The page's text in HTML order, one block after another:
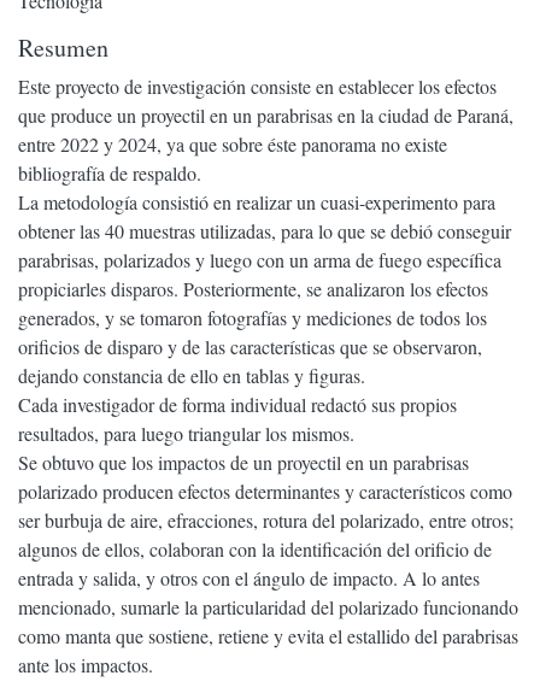
Resumen
Este proyecto de investigación consiste en establecer los efectos
que produce un proyectil en un parabrisas en la ciudad de Paraná,
entre 2022 y 2024, ya que sobre éste panorama no existe
bibliografía de respaldo.
La metodología consistió en realizar un cuasi-experimento para
obtener las 40 muestras utilizadas, para lo que se debió conseguir
parabrisas, polarizados y luego con un arma de fuego específica
propiciarles disparos. Posteriormente, se analizaron los efectos
generados, y se tomaron fotografías y mediciones de todos los
orificios de disparo y de las características que se observaron,
dejando constancia de ello en tablas y figuras.
Cada investigador de forma individual redactó sus propios
resultados, para luego triangular los mismos.
Se obtuvo que los impactos de un proyectil en un parabrisas
polarizado producen efectos determinantes y característicos como
ser burbuja de aire, efracciones, rotura del polarizado, entre otros;
algunos de ellos, colaboran con la identificación del orificio de
entrada y salida, y otros con el ángulo de impacto. A lo antes
mencionado, sumarle la particularidad del polarizado funcionando
como manta que sostiene, retiene y evita el estallido del parabrisas
ante los impactos.